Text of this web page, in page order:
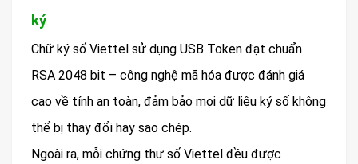
ký
Chữ ký số Viettel sử dụng USB Token đạt chuẩn
RSA 2048 bit – công nghệ mã hóa được đánh giá
cao về tính an toàn, đảm bảo mọi dữ liệu ký số không
thể bị thay đổi hay sao chép.
Ngoài ra, mỗi chứng thư số Viettel đều được